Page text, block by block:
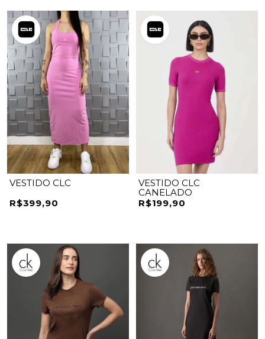
VESTIDO CLC
R$399,90
VESTIDO CLC
CANELADO
R$199,90